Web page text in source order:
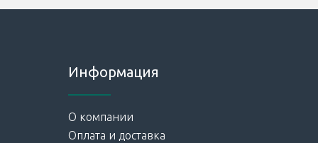
Информация
О компании
Оплата и доставка